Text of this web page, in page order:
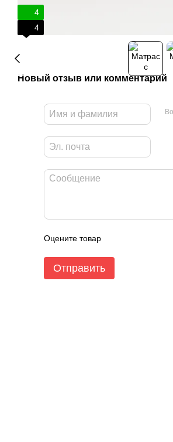
4
4
Новый отзыв или комментарий
Оцените товар
Отправить